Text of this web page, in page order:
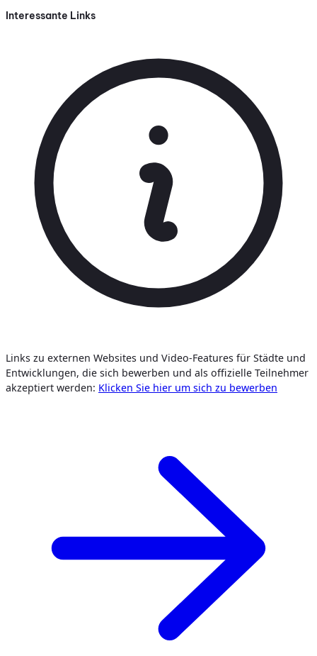
Interessante Links
Links zu externen Websites und Video-Features für Städte und
Entwicklungen, die sich bewerben und als offizielle Teilnehmer
akzeptiert werden: Klicken Sie hier um sich zu bewerben